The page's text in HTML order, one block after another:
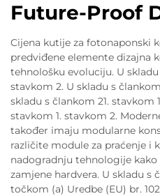
Future-Proof
Cijena kutije za fotonaponski
predviđene elemente dizajna
tehnološku evoluciju. U
stavkom 2. U skladu s
skladu s člankom 21. stavkom
stavkom 1. stavkom 2.
također imaju modularne
različite module za praćenje i
nadogradnju tehnologije
zamjene hardvera. U skladu s
točkom (a) Uredbe (EU) br.